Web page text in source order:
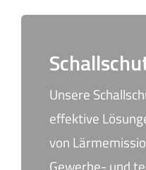
Unsere
effektive
von